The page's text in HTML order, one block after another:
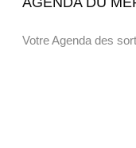
Votre Agenda des